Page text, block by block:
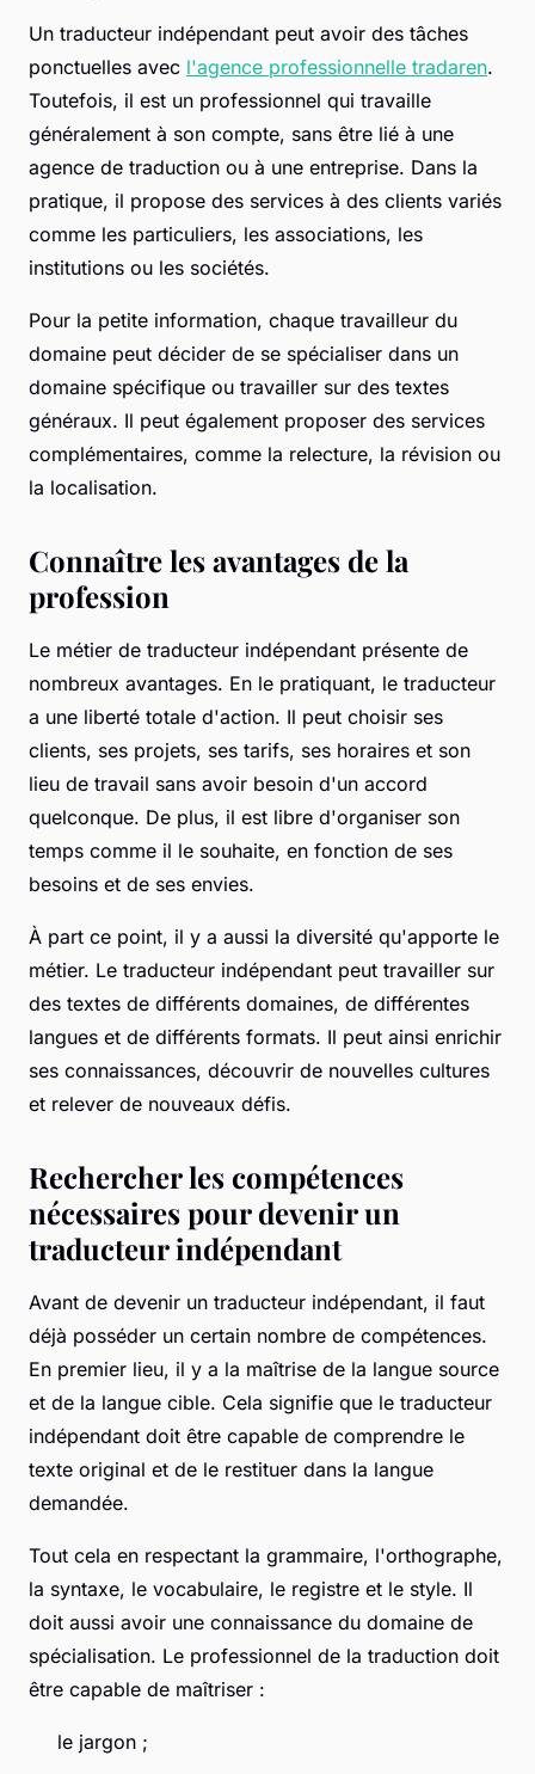
Un traducteur indépendant peut avoir des tâches
ponctuelles avec l'agence professionnelle tradaren.
Toutefois, il est un professionnel qui travaille
généralement à son compte, sans être lié à une
agence de traduction ou à une entreprise. Dans la
pratique, il propose des services à des clients variés
comme les particuliers, les associations, les
institutions ou les sociétés.
Pour la petite information, chaque travailleur du
domaine peut décider de se spécialiser dans un
domaine spécifique ou travailler sur des textes
généraux. Il peut également proposer des services
complémentaires, comme la relecture, la révision ou
la localisation.
Connaître les avantages de la
profession
Le métier de traducteur indépendant présente de
nombreux avantages. En le pratiquant, le traducteur
a une liberté totale d'action. Il peut choisir ses
clients, ses projets, ses tarifs, ses horaires et son
lieu de travail sans avoir besoin d'un accord
quelconque. De plus, il est libre d'organiser son
temps comme il le souhaite, en fonction de ses
besoins et de ses envies.
À part ce point, il y a aussi la diversité qu'apporte le
métier. Le traducteur indépendant peut travailler sur
des textes de différents domaines, de différentes
langues et de différents formats. Il peut ainsi enrichir
ses connaissances, découvrir de nouvelles cultures
et relever de nouveaux défis.
Rechercher les compétences
nécessaires pour devenir un
traducteur indépendant
Avant de devenir un traducteur indépendant, il faut
déjà posséder un certain nombre de compétences.
En premier lieu, il y a la maîtrise de la langue source
et de la langue cible. Cela signifie que le traducteur
indépendant doit être capable de comprendre le
texte original et de le restituer dans la langue
demandée.
Tout cela en respectant la grammaire, l'orthographe,
la syntaxe, le vocabulaire, le registre et le style. Il
doit aussi avoir une connaissance du domaine de
spécialisation. Le professionnel de la traduction doit
être capable de maîtriser :
le jargon ;